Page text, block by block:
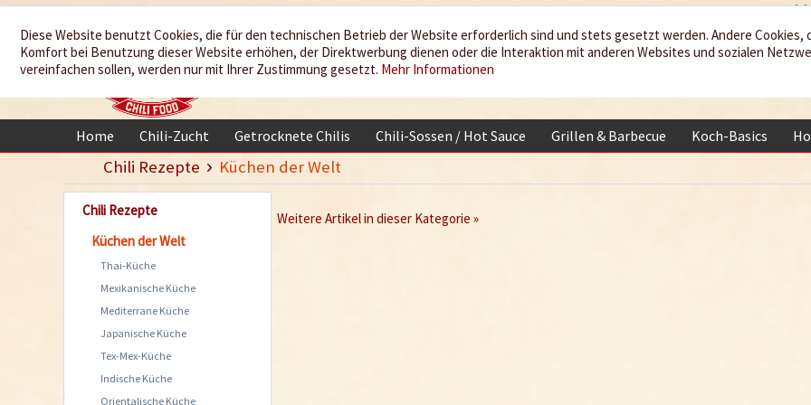
Wir würzen
Ihr Leben
Home Chili-Zucht Getrocknete Chilis Chili-Sossen / Hot Sauce Grillen & Barbecue Koch-Basics
Chili Rezepte Küchen der Welt
Chili Rezepte
Küchen der Welt
Thai-Küche
Mexikanische Küche
Mediterrane Küche
Japanische Küche
Tex-Mex-Küche
Indische Küche
Orientalische Küche
Weitere Artikel in dieser Kategorie »
Diese Website benutzt Cookies, die für den technischen Betrieb der Website erforderlich sind und stets gesetzt werden. Andere Cookies,
Komfort bei Benutzung dieser Website erhöhen, der Direktwerbung dienen oder die Interaktion mit anderen Websites und sozialen
vereinfachen sollen, werden nur mit Ihrer Zustimmung gesetzt. Mehr Informationen